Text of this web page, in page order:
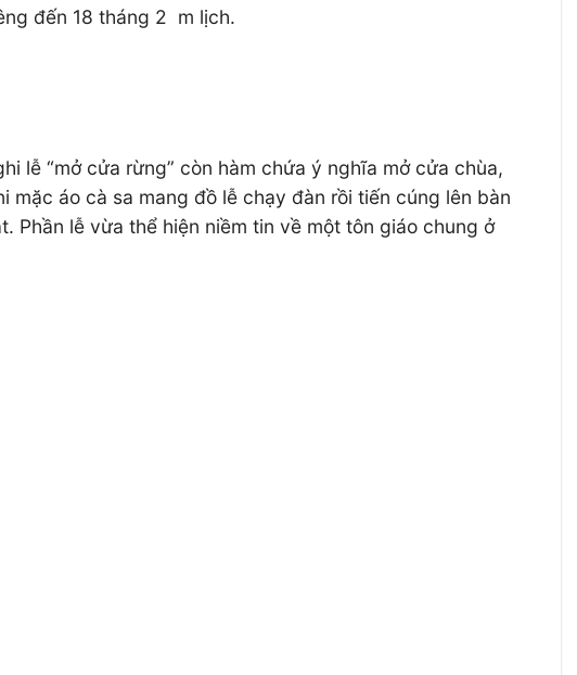
đến 18 tháng 2 m lịch.
lễ “mở cửa rừng” còn hàm chứa ý nghĩa mở cửa chùa,
áo cà sa mang đồ lễ chạy đàn rồi tiến cúng lên bàn
Phần lễ vừa thể hiện niềm tin về một tôn giáo chung ở